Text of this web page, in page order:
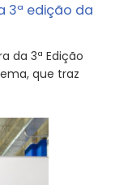
3ª edição da
da 3ª Edição
que traz